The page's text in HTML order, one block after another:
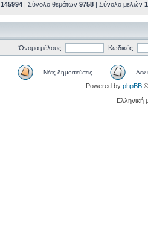
145994 | Σύνολο θεμάτων 9758 | Σύνολο μελών
Όνομα μέλους: Κωδικός:
Νέες δημοσιεύσεις Δεν
Powered by phpBB
Ελληνική